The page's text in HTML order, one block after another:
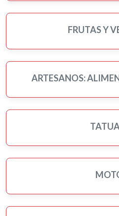
FRUTAS Y
ARTESANOS: